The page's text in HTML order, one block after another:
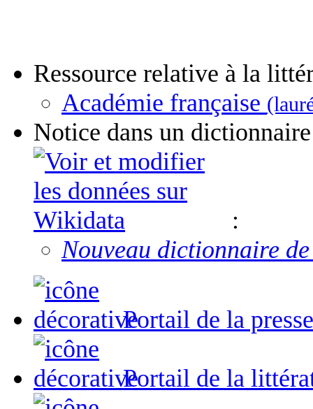
Ressource relative à la
Académie française
Notice dans un
:
Nouveau dictionnaire
Portail de la
Portail de la